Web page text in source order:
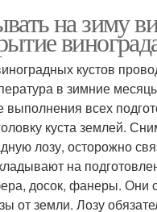
на зиму
кустов
в зимние
всех
куста землей.
лозу, осторожно
на
досок, фанеры. Они
от земли. Лозу